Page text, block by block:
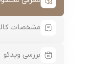
مشخصات
بررسی ویدئو